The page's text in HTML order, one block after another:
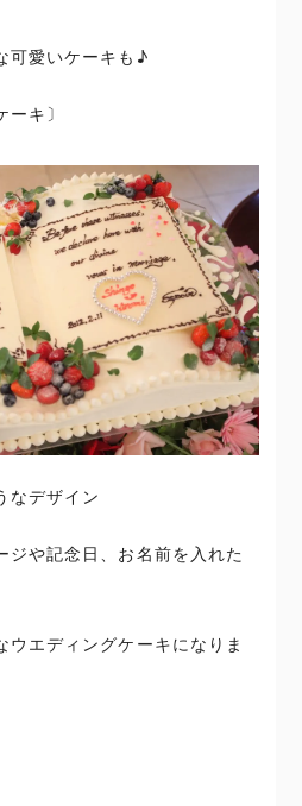
可愛いケーキも♪
キ〕
なデザイン
ジや記念日、お名前を入れた
エディングケーキになりま